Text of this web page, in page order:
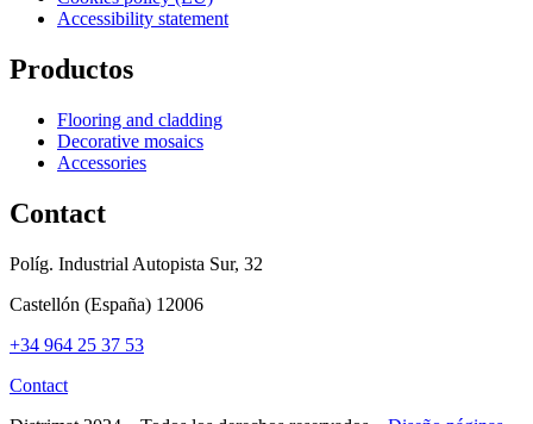
Accessibility statement
Productos
Flooring and cladding
Decorative mosaics
Accessories
Contact
Políg. Industrial Autopista Sur, 32
Castellón (España) 12006
+34 964 25 37 53
Contact